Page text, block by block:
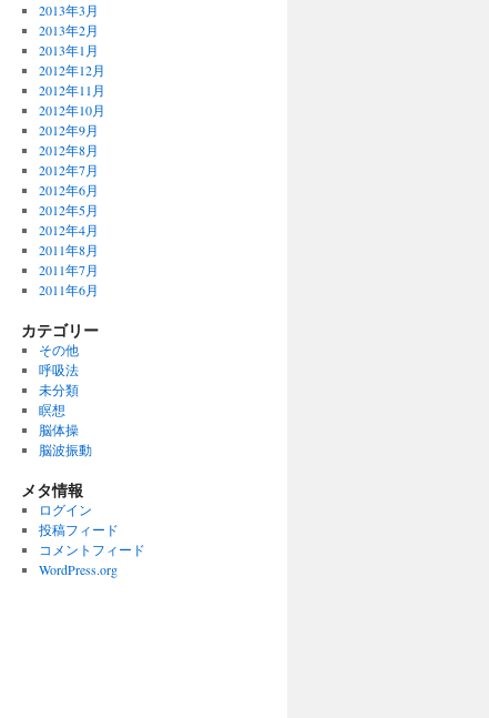
2013年3月
2013年2月
2013年1月
2012年12月
2012年11月
2012年10月
2012年9月
2012年8月
2012年7月
2012年6月
2012年5月
2012年4月
2011年8月
2011年7月
2011年6月
カテゴリー
その他
呼吸法
未分類
瞑想
脳体操
脳波振動
メタ情報
ログイン
投稿フィード
コメントフィード
WordPress.org